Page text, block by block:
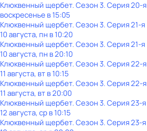
Клюквенный щербет. Сезон 3. Серия 20-я
воскресенье в15:05
Клюквенный щербет. Сезон 3. Серия 21-я
10 августа, пн в 10:20
Клюквенный щербет. Сезон 3. Серия 21-я
10 августа, пн в 20:10
Клюквенный щербет. Сезон 3. Серия 22-я
11 августа, вт в 10:15
Клюквенный щербет. Сезон 3. Серия 22-я
11 августа, вт в 20:00
Клюквенный щербет. Сезон 3. Серия 23-я
12 августа, ср в 10:15
Клюквенный щербет. Сезон 3. Серия 23-я